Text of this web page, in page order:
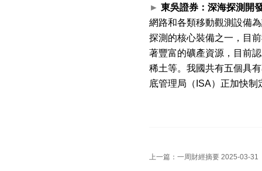
► 東吳證券：深海探測開
網路和各類移動觀測設備
探測的核心裝備之一，目
著豐富的礦產資源，目前
稀土等。我國共有五個具
底管理局（ ISA）正加快制
上一篇： 一周財經摘要 2025-03-31